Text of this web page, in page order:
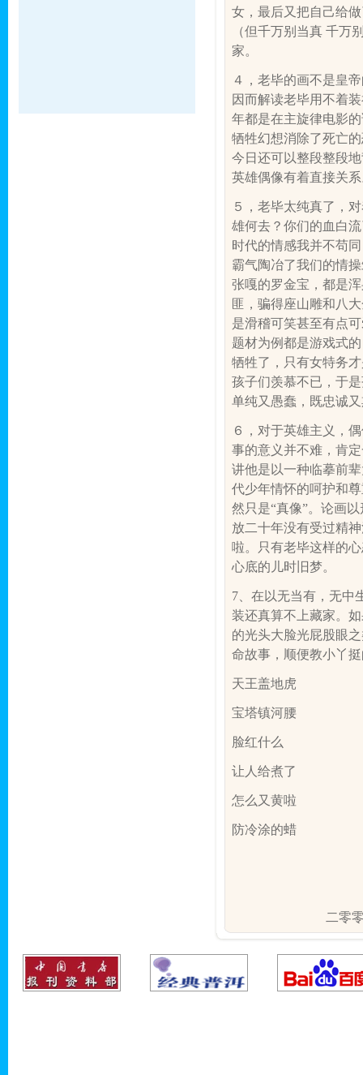
女，最后又把自己给
（但千万别当真 千万
家。
４，老毕的画不是皇
因而解读老毕用不着
年都是在主旋律电影
牺牲幻想消除了死亡
今日还可以整段整段
英雄偶像有着直接关
５，老毕太纯真了，
雄何去？你们的血白
时代的情感我并不苟
霸气陶冶了我们的情
张嘎的罗金宝，都是
匪，骗得座山雕和八
是滑稽可笑甚至有点
题材为例都是游戏式
牺牲了，只有女特务
孩子们羡慕不已，于
单纯又愚蠢，既忠诚
６，对于英雄主义，
事的意义并不难，肯
讲他是以一种临摹前
代少年情怀的呵护和
然只是“真像”。论画
放二十年没有受过精
啦。只有老毕这样的
心底的儿时旧梦。
7 、在以无当有，无
装还真算不上藏家。
的光头大脸光屁股眼
命故事，顺便教小丫
天王盖地虎
宝塔镇河腰
脸红什么
让人给煮了
怎么又黄啦
防冷涂的蜡
二零零七年九